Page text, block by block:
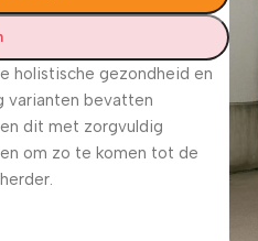
holistische gezondheid en
varianten bevatten
dit met zorgvuldig
om zo te komen tot de